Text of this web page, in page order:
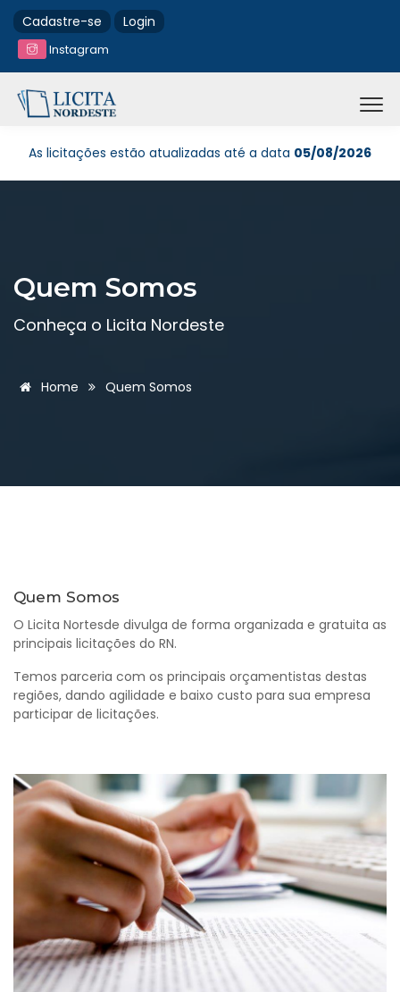
Cadastre-se Login
Instagram
As licitações estão atualizadas até a data 05/08/2026
Quem Somos
Conheça o Licita Nordeste
Home Quem Somos
Quem Somos
O Licita Nortesde divulga de forma organizada e gratuita as
principais licitações do RN.
Temos parceria com os principais orçamentistas destas
regiões, dando agilidade e baixo custo para sua empresa
participar de licitações.